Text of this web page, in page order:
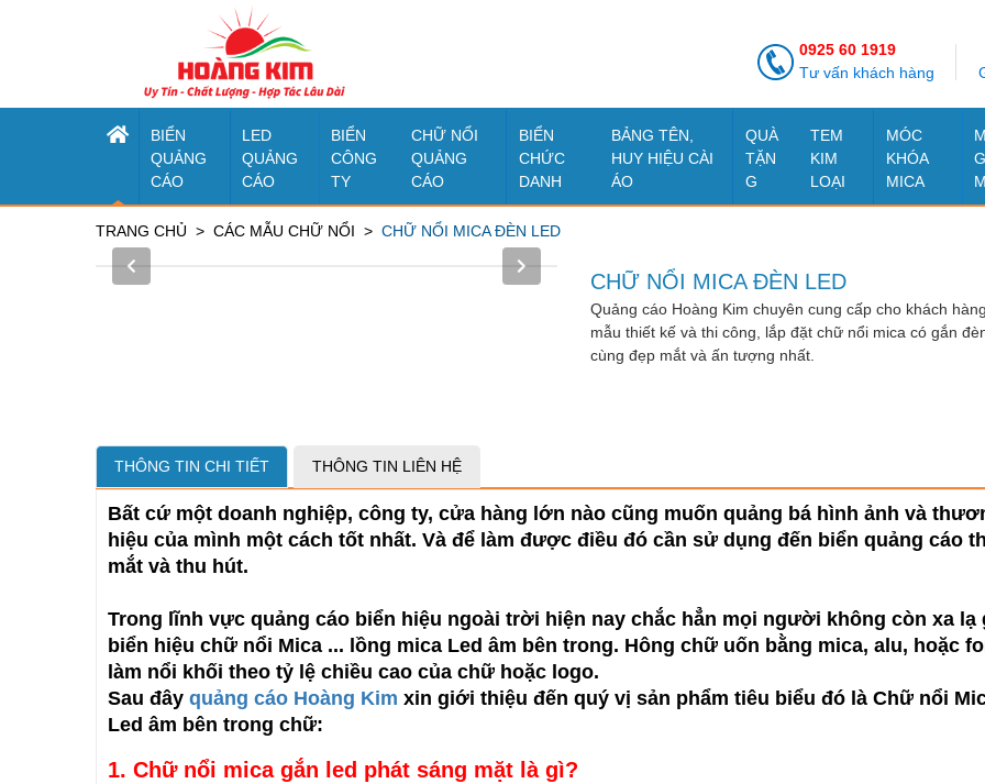
0925 60 1919
Tư vấn khách hàng
BIỂN
QUẢNG
CÁO
LED
QUẢNG
CÁO
BIỂN
CÔNG
TY
CHỮ NỔI
QUẢNG
CÁO
BIỂN
CHỨC
DANH
BẢNG TÊN,
HUY HIỆU CÀI
ÁO
QUÀ
TẶN
G
TEM
KIM
LOẠI
MÓC
KHÓA
MICA
TRANG CHỦ CÁC MẪU CHỮ NỔI CHỮ NỔI MICA ĐÈN LED
CHỮ NỔI MICA ĐÈN LED
Quảng cáo Hoàng Kim chuyên cung cấp cho khách
mẫu thiết kế và thi công, lắp đặt chữ nổi mica có gắn
cùng đẹp mắt và ấn tượng nhất.
THÔNG TIN CHI TIẾT THÔNG TIN LIÊN HỆ
Bất cứ một doanh nghiệp, công ty, cửa hàng lớn nào cũng muốn quảng bá hình ảnh và
hiệu của mình một cách tốt nhất. Và để làm được điều đó cần sử dụng đến biển quảng cáo
mắt và thu hút.
Trong lĩnh vực quảng cáo biển hiệu ngoài trời hiện nay chắc hẳn mọi người không còn xa lạ
biển hiệu chữ nổi Mica ... lồng mica Led âm bên trong. Hông chữ uốn bằng mica, alu, hoặc
làm nổi khối theo tỷ lệ chiều cao của chữ hoặc logo.
Sau đây quảng cáo Hoàng Kim xin giới thiệu đến quý vị sản phẩm tiêu biểu đó là Chữ nổi
Led âm bên trong chữ:
1. Chữ nổi mica gắn led phát sáng mặt là gì?